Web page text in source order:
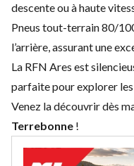
descente ou à haute
Pneus tout-terrain 80/
l’arrière, assurant une
La RFN Ares est
parfaite pour explorer
Venez la découvrir dès
Terrebonne !